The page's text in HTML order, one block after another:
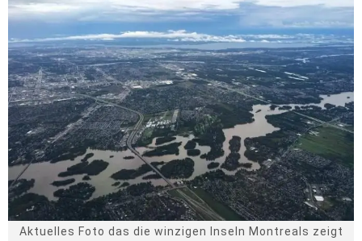
Aktuelles Foto das die winzigen Inseln Montreals zeigt